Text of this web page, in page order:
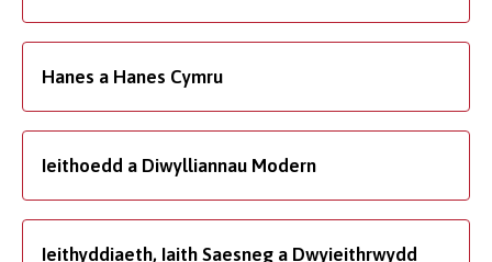
Hanes a Hanes Cymru
Ieithoedd a Diwylliannau Modern
Ieithyddiaeth, Iaith Saesneg a Dwyieithrwydd